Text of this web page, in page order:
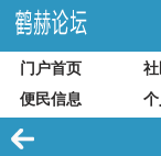
门户首页
便民信息